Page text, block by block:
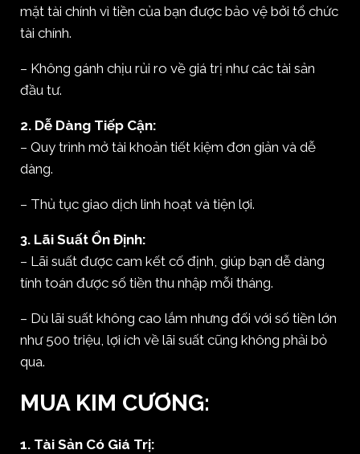
mặt tài chính vì tiền của bạn được bảo vệ bởi tổ chức
tài chính.
– Không gánh chịu rủi ro về giá trị như các tài sản
đầu tư.
2. Dễ Dàng Tiếp Cận:
– Quy trình mở tài khoản tiết kiệm đơn giản và dễ
dàng.
– Thủ tục giao dịch linh hoạt và tiện lợi.
3. Lãi Suất Ổn Định:
– Lãi suất được cam kết cố định, giúp bạn dễ dàng
tính toán được số tiền thu nhập mỗi tháng.
– Dù lãi suất không cao lắm nhưng đối với số tiền lớn
như 500 triệu, lợi ích về lãi suất cũng không phải bỏ
qua.
MUA KIM CƯƠNG:
1. Tài Sản Có Giá Trị: